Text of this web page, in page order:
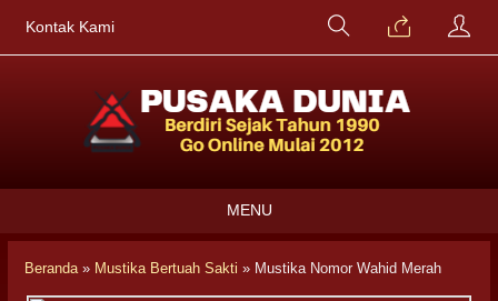
Kontak Kami
MENU
Beranda» Mustika Bertuah Sakti » Mustika Nomor Wahid Merah